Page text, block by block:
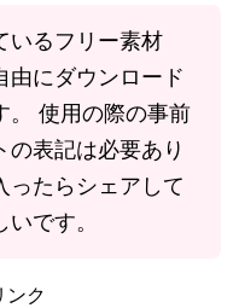
いるフリー素材
由にダウンロード
。 使用の際の事前
の表記は必要あり
ったらシェアして
です。
ンク